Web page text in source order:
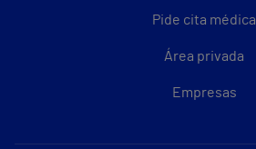
Pide cita médica
Área privada
Empresas